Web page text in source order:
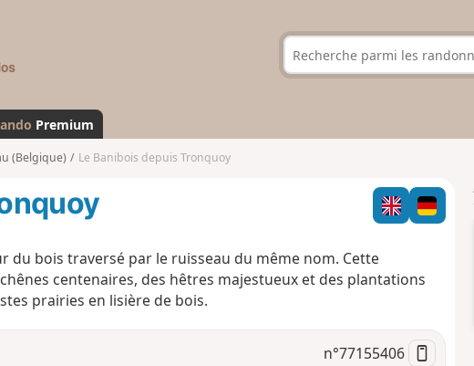
s
a
n
d
Premium
(Belgique) Le Banibois depuis Tronquoy
du bois traversé par le ruisseau du même nom. Cette
centenaires, des hêtres majestueux et des plantations
prairies en lisière de bois.
n°77155406